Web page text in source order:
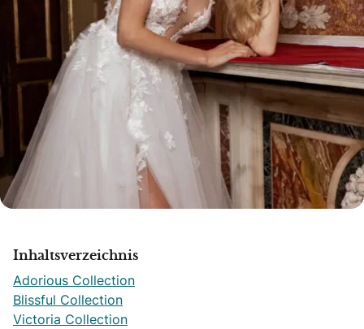
Inhaltsverzeichnis
Adorious Collection
Blissful Collection
Victoria Collection